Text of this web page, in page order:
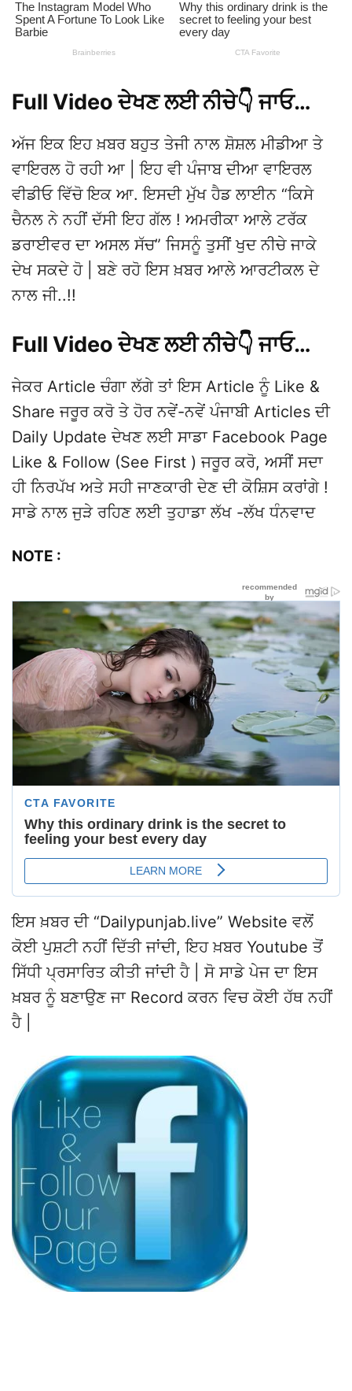
Full Video ਦੇਖਣ ਲਈ ਨੀਚੇ👇 ਜਾਓ…
ਅੱਜ ਇਕ ਇਹ ਖ਼ਬਰ ਬਹੁਤ ਤੇਜੀ ਨਾਲ ਸ਼ੋਸ਼ਲ ਮੀਡੀਆ ਤੇ
ਵਾਇਰਲ ਹੋ ਰਹੀ ਆ | ਇਹ ਵੀ ਪੰਜਾਬ ਦੀਆ ਵਾਇਰਲ
ਵੀਡੀਓ ਵਿੱਚੋ ਇਕ ਆ. ਇਸਦੀ ਮੁੱਖ ਹੈਡ ਲਾਈਨ “ਕਿਸੇ
ਚੈਨਲ ਨੇ ਨਹੀਂ ਦੱਸੀ ਇਹ ਗੱਲ ! ਅਮਰੀਕਾ ਆਲੇ ਟਰੱਕ
ਡਰਾਈਵਰ ਦਾ ਅਸਲ ਸੱਚ” ਜਿਸਨੂੰ ਤੁਸੀਂ ਖੁਦ ਨੀਚੇ ਜਾਕੇ
ਦੇਖ ਸਕਦੇ ਹੋ | ਬਣੇ ਰਹੋ ਇਸ ਖ਼ਬਰ ਆਲੇ ਆਰਟੀਕਲ ਦੇ
ਨਾਲ ਜੀ..!!
Full Video ਦੇਖਣ ਲਈ ਨੀਚੇ👇 ਜਾਓ…
ਜੇਕਰ Article ਚੰਗਾ ਲੱਗੇ ਤਾਂ ਇਸ Article ਨੂੰ Like &
Share ਜਰੂਰ ਕਰੋ ਤੇ ਹੋਰ ਨਵੇਂ-ਨਵੇਂ ਪੰਜਾਬੀ Articles ਦੀ
Daily Update ਦੇਖਣ ਲਈ ਸਾਡਾ Facebook Page
Like & Follow (See First ) ਜਰੂਰ ਕਰੋ, ਅਸੀਂ ਸਦਾ
ਹੀ ਨਿਰਪੱਖ ਅਤੇ ਸਹੀ ਜਾਣਕਾਰੀ ਦੇਣ ਦੀ ਕੋਸ਼ਿਸ ਕਰਾਂਗੇ !
ਸਾਡੇ ਨਾਲ ਜੁੜੇ ਰਹਿਣ ਲਈ ਤੁਹਾਡਾ ਲੱਖ -ਲੱਖ ਧੰਨਵਾਦ
NOTE :
ਇਸ ਖ਼ਬਰ ਦੀ “Dailypunjab.live” Website ਵਲੋਂ
ਕੋਈ ਪੁਸ਼ਟੀ ਨਹੀਂ ਦਿੱਤੀ ਜਾਂਦੀ, ਇਹ ਖ਼ਬਰ Youtube ਤੋਂ
ਸਿੱਧੀ ਪ੍ਰਸਾਰਿਤ ਕੀਤੀ ਜਾਂਦੀ ਹੈ | ਸੋ ਸਾਡੇ ਪੇਜ ਦਾ ਇਸ
ਖ਼ਬਰ ਨੂੰ ਬਣਾਉਣ ਜਾ Record ਕਰਨ ਵਿਚ ਕੋਈ ਹੱਥ ਨਹੀਂ
ਹੈ |